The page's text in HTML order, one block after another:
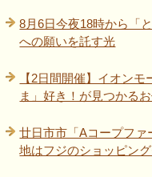
8月6日今夜18時から「
への願いを託す光
【2日間開催】イオン
ま」好き！が見つかる
廿日市市「Aコープフ
地はフジのショッピン